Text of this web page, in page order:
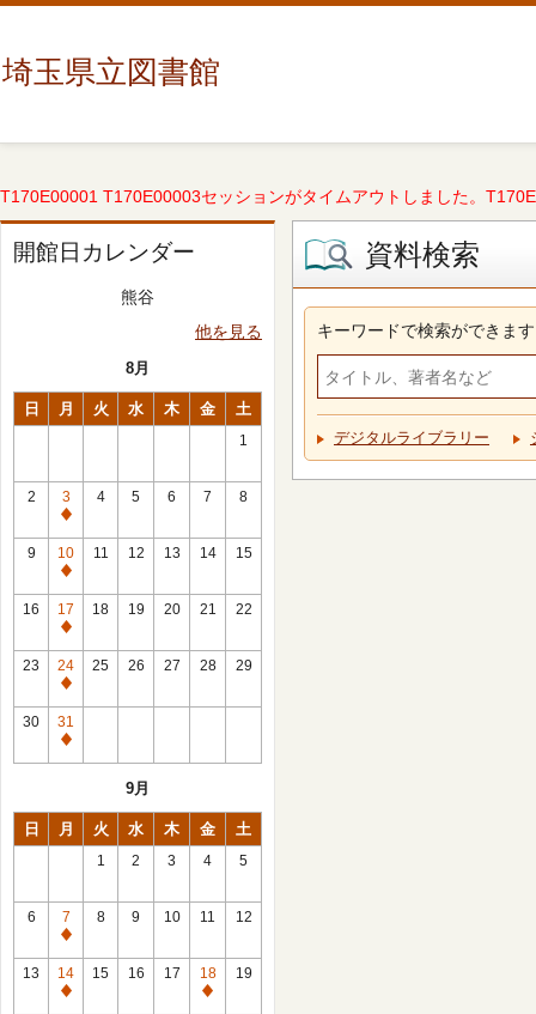
埼玉県立図書館
T170E00001 T170E00003セッションがタイムアウトしました。
開館日カレンダー
熊谷
他を見る
8月
日 月 火 水 木 金 土
1
2
3
休
館
日
4 5 6 7 8
9
10
休
館
日
11 12 13 14 15
16
17
休
館
日
18 19 20 21 22
23
24
休
館
日
25 26 27 28 29
30
31
休
9月
日 月 火 水 木 金 土
1 2 3 4 5
6
7
休
館
日
8 9 10 11 12
13
14
休
15 16 17
18
休
19
資料検索
キーワードで検索ができます
デジタルライブラリー